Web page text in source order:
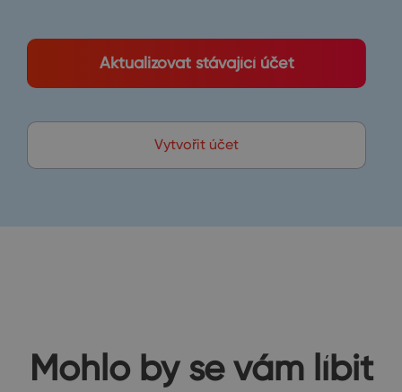
Aktualizovat stávající účet
Vytvořit účet
Mohlo by se vám líbit